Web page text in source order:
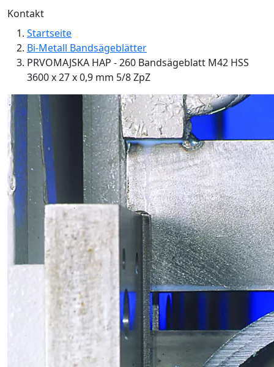
Kontakt
Startseite
Bi-Metall Bandsägeblätter
PRVOMAJSKA HAP - 260 Bandsägeblatt M42 HSS
3600 x 27 x 0,9 mm 5/8 ZpZ